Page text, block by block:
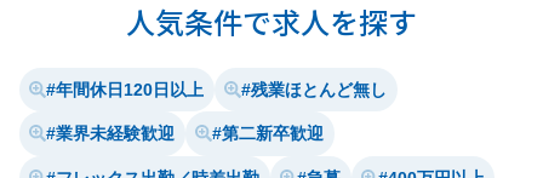
ンセンティブは月締めで毎月基本給に上乗せされるので未経
験スタートで初年度から年収600万円以上、初月から月収50
開店準備＆開店。店頭・店内の掃除などお客様をお迎えする
準備をして開店します。 ■13～14時 お昼休憩。お客様対
応の合間に休憩をとります。 ■14時～ お客様対応。営業
人気条件で求人を探す
年間休日120日以上 残業ほとんど無し
業界未経験歓迎 第二新卒歓迎